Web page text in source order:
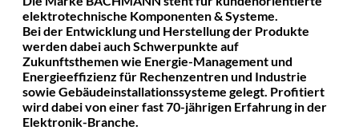
elektrotechnische Komponenten & Systeme.
Bei der Entwicklung und Herstellung der Produkte
werden dabei auch Schwerpunkte auf
Zukunftsthemen wie Energie-Management und
Energieeffizienz für Rechenzentren und Industrie
sowie Gebäudeinstallationssysteme gelegt. Profitiert
wird dabei von einer fast 70-jährigen Erfahrung in der
Elektronik-Branche.